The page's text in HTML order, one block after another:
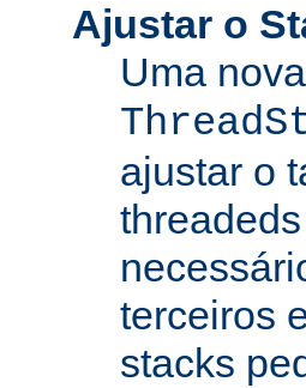
Ajustar o
Uma
ajustar o
terceiros
stacks